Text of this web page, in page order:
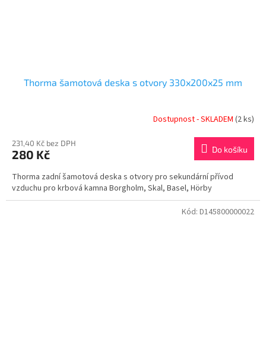
Thorma šamotová deska s otvory 330x200x25 mm
Dostupnost - SKLADEM (2 ks)
231,40 Kč bez DPH
280 Kč Do košíku
Thorma zadní šamotová deska s otvory pro sekundární přívod
vzduchu pro krbová kamna Borgholm, Skal, Basel, Hörby
Kód: D145800000022